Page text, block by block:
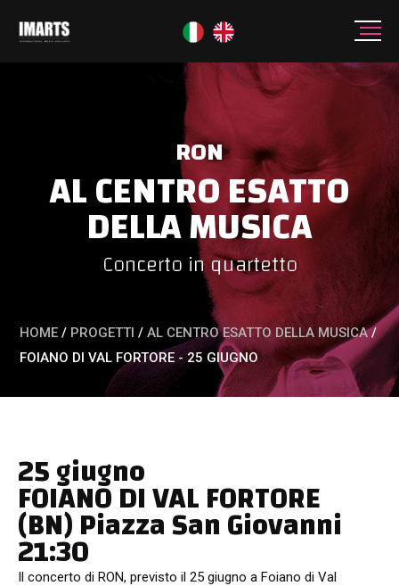
RON
AL CENTRO ESATTO
DELLA MUSICA
Concerto in quartetto
HOME / PROGETTI / AL CENTRO ESATTO DELLA MUSICA /
FOIANO DI VAL FORTORE - 25 GIUGNO
25 giugno
FOIANO DI VAL FORTORE
(BN) Piazza San Giovanni
21:30
Il concerto di RON, previsto il 25 giugno a Foiano di Val